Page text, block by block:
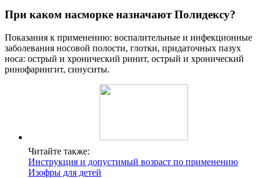
При каком насморке назначают Полидексу?
Показания к применению: воспалительные и инфекционные
заболевания носовой полости, глотки, придаточных пазух
носа: острый и хронический ринит, острый и хронический
ринофарингит, синуситы.
Читайте также:
Инструкция и допустимый возраст по применению
Изофры для детей